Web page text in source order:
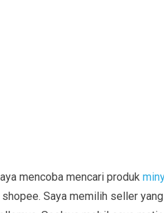
mencoba mencari produk
Saya memilih seller